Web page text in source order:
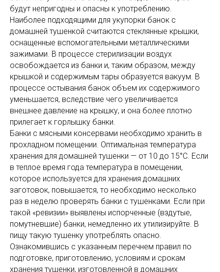
будут непригодны и опасны к употреблению.
Наиболее подходящими для укупорки банок с
домашней тушенкой считаются стеклянные крышки,
оснащенные вспомогательными металлическими
зажимами. В процессе стерилизации воздух
освобождается из банки и, таким образом, между
крышкой и содержимым тары образуется вакуум. В
процессе остывания банок объем их содержимого
уменьшается, вследствие чего увеличивается
внешнее давление на крышку, и она более плотно
прилегает к горлышку банки.
Банки с мясными консервами необходимо хранить в
прохладном помещении. Оптимальная температура
хранения для домашней тушенки — от 10 до 15°С. Если
в теплое время года температура в помещении,
которое используется для хранения домашних
заготовок, повышается, то необходимо несколько
раз в неделю проверять банки с тушенками. Если при
такой «ревизии» выявлены испорченные (вздутые,
помутневшие) банки, немедленно их утилизируйте. В
пищу такую тушенку употреблять опасно.
Ознакомившись с указанным перечнем правил по
подготовке, приготовлению, условиям и срокам
хранения тушенки, изготовленной в домашних